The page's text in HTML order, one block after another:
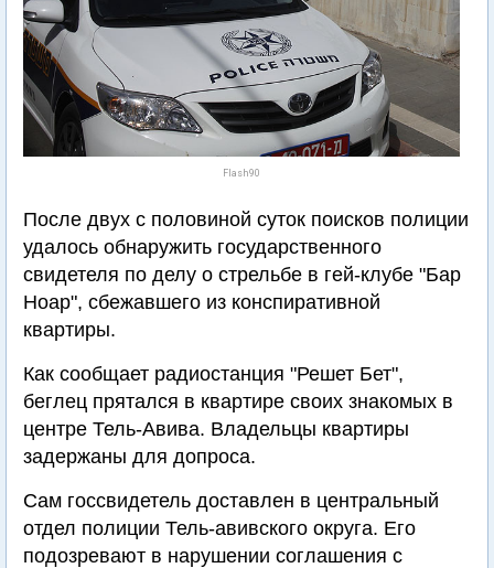
Flash90
После двух с половиной суток поисков полиции
удалось обнаружить государственного
свидетеля по делу о стрельбе в гей-клубе "Бар
Ноар", сбежавшего из конспиративной
квартиры.
Как сообщает радиостанция "Решет Бет",
беглец прятался в квартире своих знакомых в
центре Тель-Авива. Владельцы квартиры
задержаны для допроса.
Сам госсвидетель доставлен в центральный
отдел полиции Тель-авивского округа. Его
подозревают в нарушении соглашения с